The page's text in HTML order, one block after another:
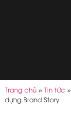
Trang chủ » Tin tức »
dựng Brand Story